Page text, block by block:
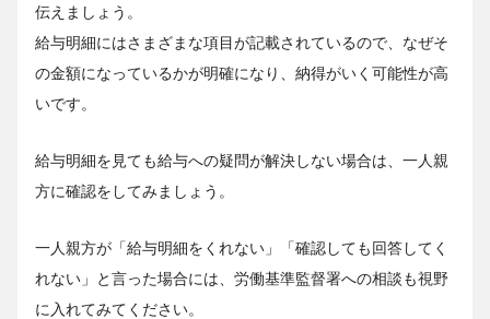
伝えましょう。
給与明細にはさまざまな項目が記載されているので、なぜそ
の金額になっているかが明確になり、納得がいく可能性が高
いです。
給与明細を見ても給与への疑問が解決しない場合は、一人親
方に確認をしてみましょう。
一人親方が「給与明細をくれない」「確認しても回答してく
れない」と言った場合には、労働基準監督署への相談も視野
に入れてみてください。